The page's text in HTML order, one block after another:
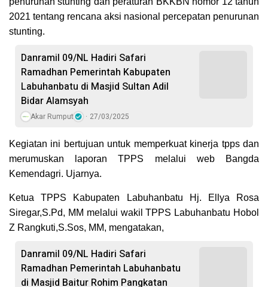
2021 tentang rencana aksi nasional percepatan penurunan
stunting.
Danramil 09/NL Hadiri Safari
Ramadhan Pemerintah Kabupaten
Labuhanbatu di Masjid Sultan Adil
Bidar Alamsyah
Akar Rumput 27/03/2025
Kegiatan ini bertujuan untuk memperkuat kinerja tpps dan
merumuskan laporan TPPS melalui web Bangda
Kemendagri. Ujarnya.
Ketua TPPS Kabupaten Labuhanbatu Hj. Ellya Rosa
Siregar,S.Pd, MM melalui wakil TPPS Labuhanbatu Hobol
Z Rangkuti,S.Sos, MM, mengatakan,
Danramil 09/NL Hadiri Safari
Ramadhan Pemerintah Labuhanbatu
di Masjid Baitur Rohim Pangkatan